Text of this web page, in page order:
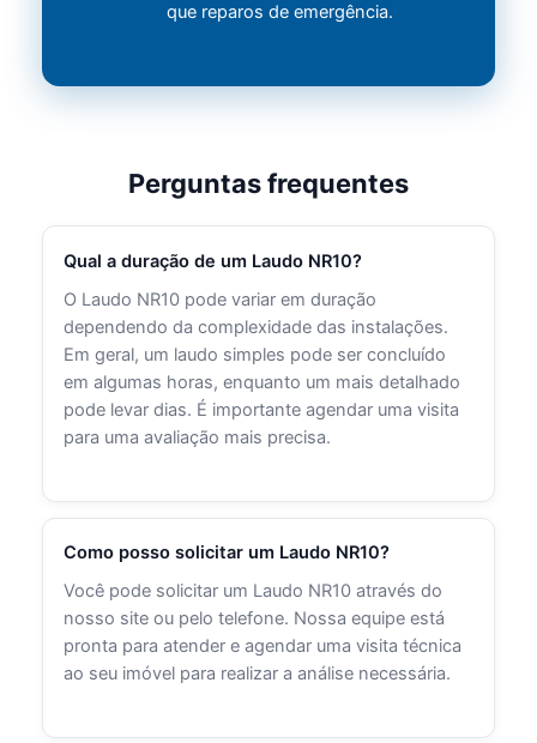
que reparos de emergência.
Perguntas frequentes
Qual a duração de um Laudo NR10?
O Laudo NR10 pode variar em duração
dependendo da complexidade das instalações.
Em geral, um laudo simples pode ser concluído
em algumas horas, enquanto um mais detalhado
pode levar dias. É importante agendar uma visita
para uma avaliação mais precisa.
Como posso solicitar um Laudo NR10?
Você pode solicitar um Laudo NR10 através do
nosso site ou pelo telefone. Nossa equipe está
pronta para atender e agendar uma visita técnica
ao seu imóvel para realizar a análise necessária.